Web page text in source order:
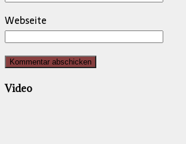
Webseite
Video